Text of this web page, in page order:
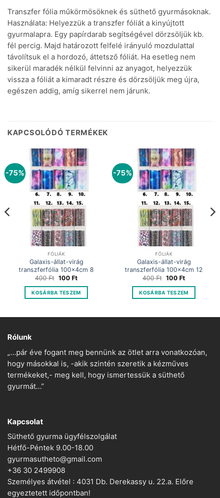
Transzfer fólia műkörmösöknek és süthető gyurmásoknak.
Használata: Helyezzük a transzfer fóliát a kinyújtott
gyurmalapra. Egy papírdarab segítségével dörzsöljük kb.
fél percig. Majd határozott felfelé irányuló mozdulattal
távolítsuk el a hordozó, áttetsző fóliát. Ha esetleg nem
sikerül maradék nélkül felvinni az anyagot, helyezzük
vissza a fóliát a kimaradt részre és dörzsöljük meg újra,
egészen addig, amíg sikerrel nem járunk.
KAPCSOLÓDÓ TERMÉKEK
-75%
FÓLIÁK
Galaxis-állat-virág
transzferfólia 100x4cm 8
400Ft Original
was:
400 Ft.
100 FtCurrent
is:
100 Ft.
KOSÁRBA TESZEM
-75%
FÓLIÁK
Galaxis-állat-virág
transzferfólia 100x4cm 12
400Ft Original
was:
400 Ft.
100 FtCurrent
is:
100 Ft.
KOSÁRBA TESZEM
Rólunk
„…pár éve fogant meg bennünk az ötlet arra vonatkozóan,
hogy másokkal is, -akik szintén szeretik a kézműves
termékeket,- meg kell, hogy ismertessük a süthető
gyurmát…”
Kapcsolat
Süthető gyurma ügyfélszolgálat
Hétfő-Péntek 9.00-18.00
gyurmasutheto@gmail.com
+36 30 2499908
Személyes átvétel : 4031 Db. Derekassy u. 22.a. Előre
egyeztetett időpontban!